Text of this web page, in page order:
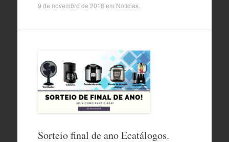
9 de novembro de 2018 em Notícias.
Sorteio final de ano Ecatálogos.